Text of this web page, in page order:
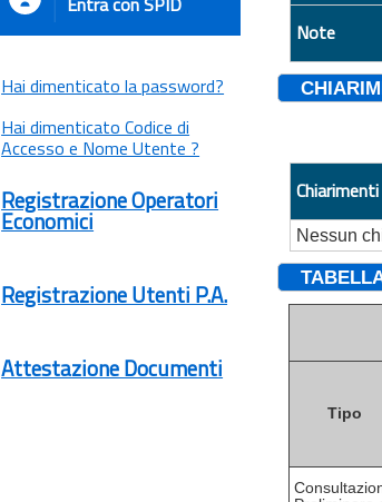
Hai dimenticato la password?
Hai dimenticato Codice di
Accesso e Nome Utente ?
Registrazione Operatori
Economici
Registrazione Utenti P.A.
Attestazione Documenti
Note
Nessun
Tipo